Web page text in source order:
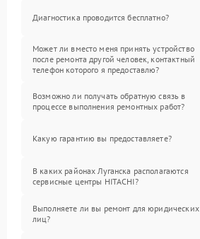
Диагностика проводится бесплатно?
Может ли вместо меня принять устройство
после ремонта другой человек, контактный
телефон которого я предоставлю?
Возможно ли получать обратную связь в
процессе выполнения ремонтных работ?
Какую гарантию вы предоставляете?
В каких районах Луганска располагаются
сервисные центры HITACHI?
Выполняете ли вы ремонт для юридических
лиц?